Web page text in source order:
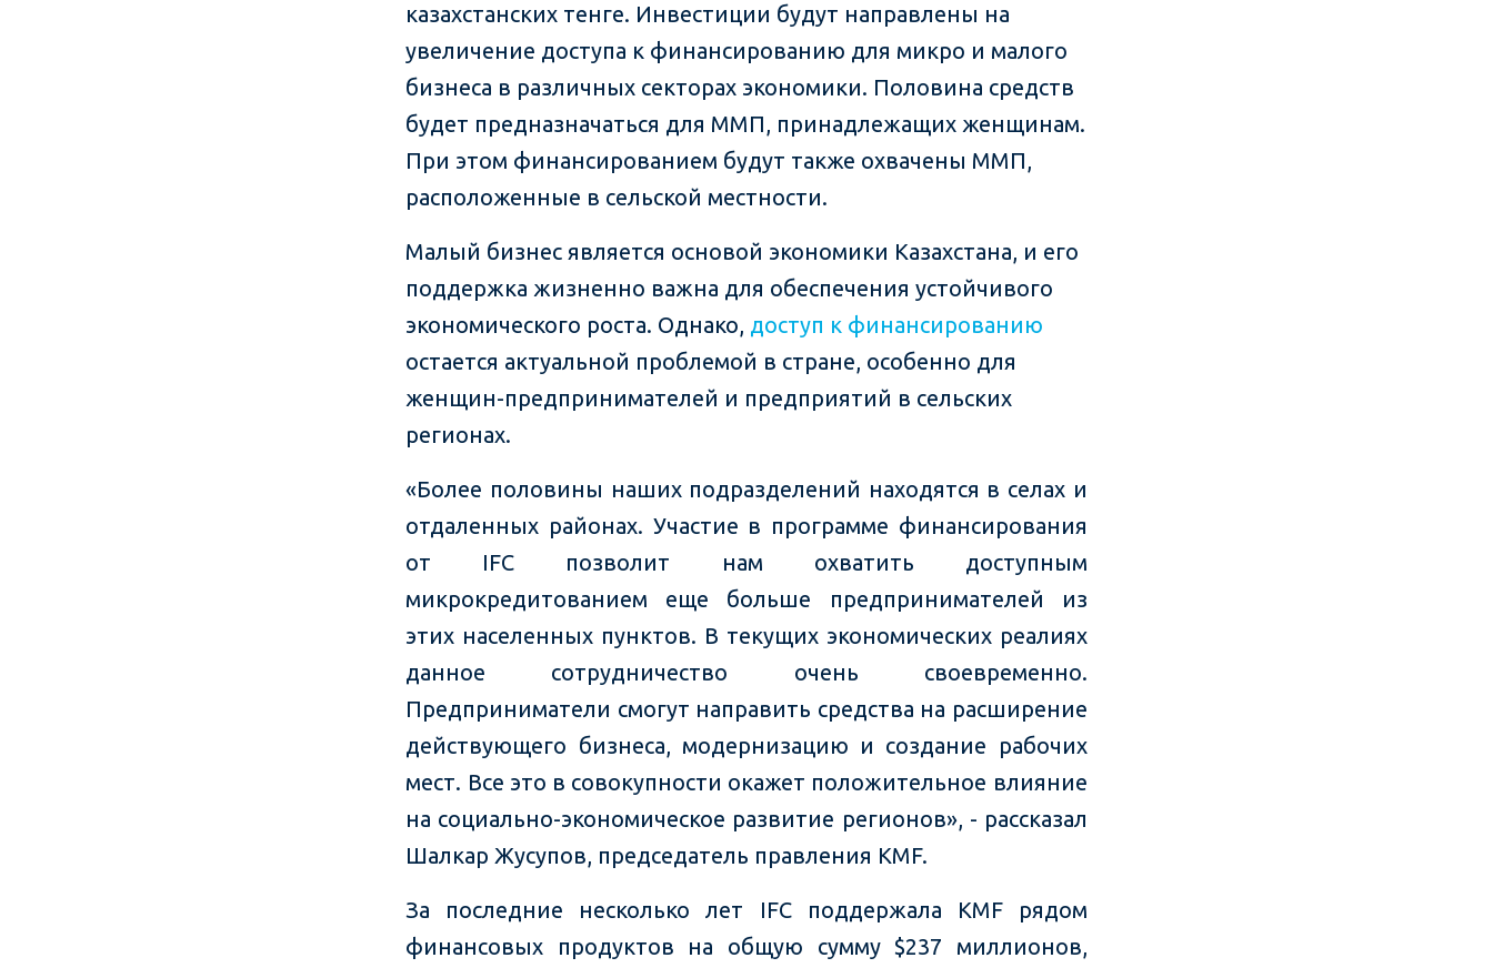
казахстанских тенге. Инвестиции будут направлены на
увеличение доступа к финансированию для микро и малого
бизнеса в различных секторах экономики. Половина средств
будет предназначаться для ММП, принадлежащих женщинам.
При этом финансированием будут также охвачены ММП,
расположенные в сельской местности.
Малый бизнес является основой экономики Казахстана, и его
поддержка жизненно важна для обеспечения устойчивого
экономического роста. Однако, доступ к финансированию
остается актуальной проблемой в стране, особенно для
женщин-предпринимателей и предприятий в сельских
регионах.
«Более половины наших подразделений находятся в селах и
отдаленных районах. Участие в программе финансирования
от IFC позволит нам охватить доступным
микрокредитованием еще больше предпринимателей из
этих населенных пунктов. В текущих экономических реалиях
данное сотрудничество очень своевременно.
Предприниматели смогут направить средства на расширение
действующего бизнеса, модернизацию и создание рабочих
мест. Все это в совокупности окажет положительное влияние
на социально-экономическое развитие регионов», - рассказал
Шалкар Жусупов, председатель правления KMF.
За последние несколько лет IFC поддержала KMF рядом
финансовых продуктов на общую сумму $237 миллионов,